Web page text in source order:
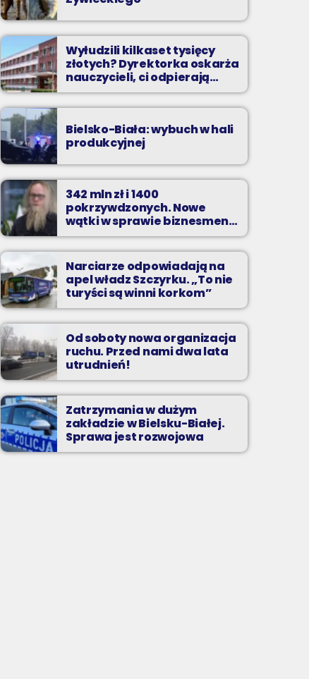
Wyłudzili kilkaset tysięcy
złotych? Dyrektorka oskarża
nauczycieli, ci odpierają
zarzuty
Bielsko-Biała: wybuch w hali
produkcyjnej
342 mln zł i 1400
pokrzywdzonych. Nowe
wątki w sprawie biznesmena
z Bielska-Białej
Narciarze odpowiadają na
apel władz Szczyrku. „To nie
turyści są winni korkom”
Od soboty nowa organizacja
ruchu. Przed nami dwa lata
utrudnień!
Zatrzymania w dużym
zakładzie w Bielsku-Białej.
Sprawa jest rozwojowa